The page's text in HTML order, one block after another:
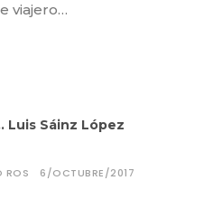
viajero…
Luis Sáinz López
ROS 6/OCTUBRE/2017